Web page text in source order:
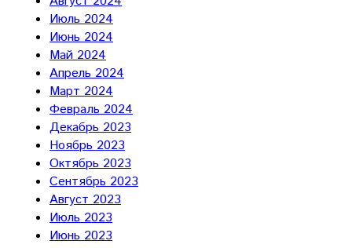
Июль 2024
Июнь 2024
Май 2024
Апрель 2024
Март 2024
Февраль 2024
Декабрь 2023
Ноябрь 2023
Октябрь 2023
Сентябрь 2023
Август 2023
Июль 2023
Июнь 2023